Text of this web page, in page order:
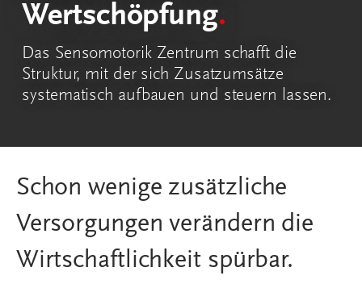
Wertschöpfung.
Das Sensomotorik Zentrum schafft die
Struktur, mit der sich Zusatzumsätze
systematisch aufbauen und steuern lassen.
Schon wenige zusätzliche
Versorgungen verändern die
Wirtschaftlichkeit spürbar.